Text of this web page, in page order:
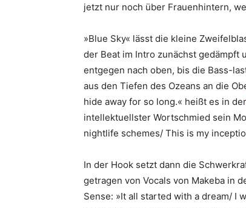
jetzt nur noch über Frauenhintern,
»Blue Sky« lässt die kleine
der Beat im Intro zunächst
entgegen nach oben, bis die Bass-
aus den Tiefen des Ozeans an die
hide away for so long.« heißt es in der
intellektuellster Wortschmied sein
nightlife schemes/ This is my
In der Hook setzt dann die
getragen von Vocals von Makeba in
Sense: »It all started with a dream/ I